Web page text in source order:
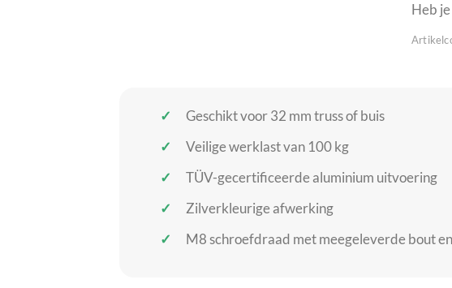
Heb
Geschikt voor 32 mm truss of buis
Veilige werklast van 100 kg
TÜV-gecertificeerde aluminium uitvoering
Zilverkleurige afwerking
M8 schroefdraad met meegeleverde bout